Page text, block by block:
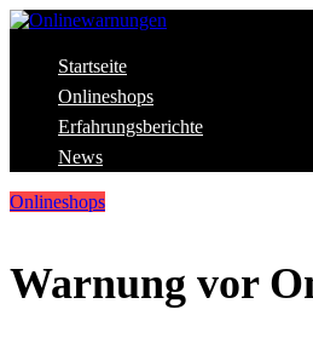
Skip
content
Onlinewarnungen
Aktuelle Warnungen vor Gefahren im
Startseite
Onlineshops
Erfahrungsberichte
News
Onlineshops
Warnung vor